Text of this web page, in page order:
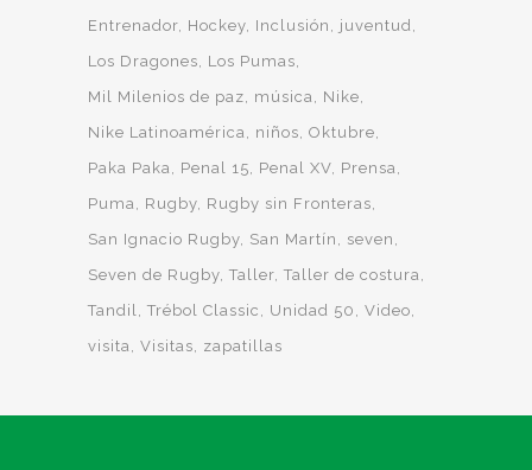
Entrenador Hockey Inclusión
juventud
Los Dragones
Los Pumas
Mil Milenios de paz
música
Nike
Nike Latinoamérica
niños Oktubre
Paka Paka
Penal 15 Penal XV Prensa
Puma
Rugby Rugby sin Fronteras
San Ignacio Rugby San Martín
seven
Seven de Rugby Taller Taller de costura
Tandil
Trébol Classic Unidad 50
Video
visita
Visitas zapatillas